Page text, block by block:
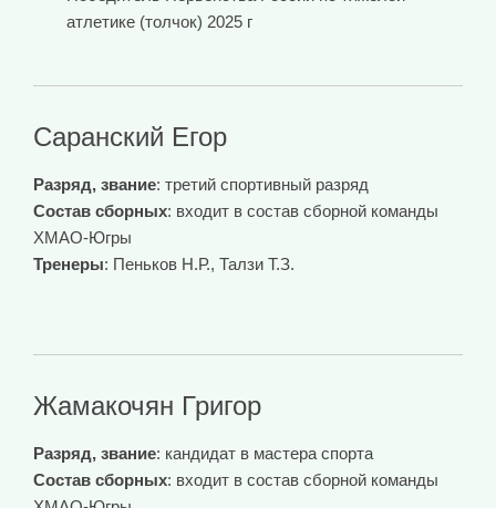
атлетике (толчок) 2025 г
Саранский Егор
Разряд, звание: третий спортивный разряд
Состав сборных: входит в состав сборной команды
ХМАО-Югры
Тренеры: Пеньков Н.Р., Талзи Т.З.
Жамакочян Григор
Разряд, звание: кандидат в мастера спорта
Состав сборных: входит в состав сборной команды